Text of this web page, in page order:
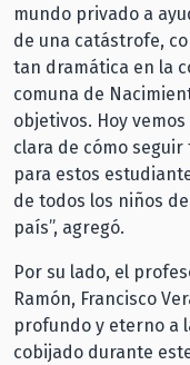
mundo privado a
de una catástrofe,
tan dramática en la
comuna de
objetivos. Hoy
clara de cómo
para estos
de todos los niños
país”, agregó.
Por su lado, el
Ramón, Francisco
profundo y eterno a
cobijado durante